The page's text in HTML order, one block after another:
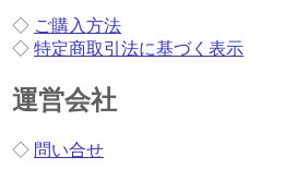
◇ ご購入方法
◇ 特定商取引法に基づく表示
運営会社
◇ 問い合せ